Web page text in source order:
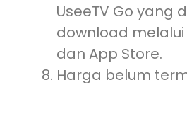
UseeTV Go yang
download melalui
dan App Store.
Harga belum